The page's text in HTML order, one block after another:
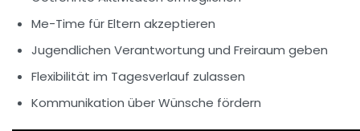
Me-Time für Eltern akzeptieren
Jugendlichen Verantwortung und Freiraum geben
Flexibilität im Tagesverlauf zulassen
Kommunikation über Wünsche fördern